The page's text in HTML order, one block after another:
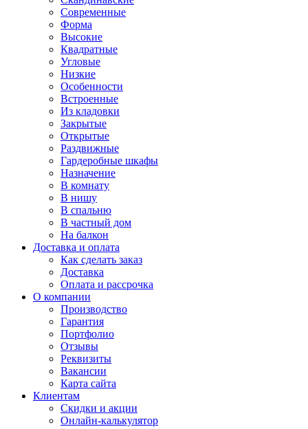
Современные
Форма
Высокие
Квадратные
Угловые
Низкие
Особенности
Встроенные
Из кладовки
Закрытые
Открытые
Раздвижные
Гардеробные шкафы
Назначение
В комнату
В нишу
В спальню
В частный дом
На балкон
Доставка и оплата
Как сделать заказ
Доставка
Оплата и рассрочка
О компании
Производство
Гарантия
Портфолио
Отзывы
Реквизиты
Вакансии
Карта сайта
Клиентам
Скидки и акции
Онлайн-калькулятор